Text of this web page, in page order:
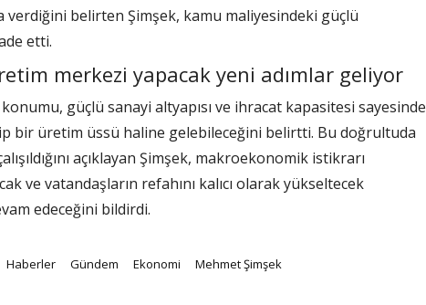
verdiğini belirten Şimşek, kamu maliyesindeki güçlü
etti.
merkezi yapacak yeni adımlar geliyor
güçlü sanayi altyapısı ve ihracat kapasitesi sayesinde
bir üretim üssü haline gelebileceğini belirtti. Bu doğrultuda
açıklayan Şimşek, makroekonomik istikrarı
ve vatandaşların refahını kalıcı olarak yükseltecek
edeceğini bildirdi.
Haberler Gündem Ekonomi Mehmet Şimşek